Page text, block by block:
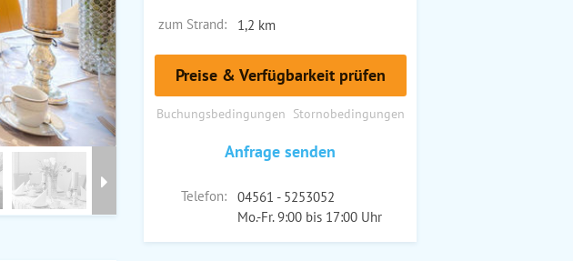
zum Strand:
1,2 km
Preise & Verfügbarkeit prüfen
Buchungsbedingungen Stornobedingungen
Anfrage senden
Telefon:
04561 - 5253052
Mo.-Fr. 9:00 bis 17:00 Uhr